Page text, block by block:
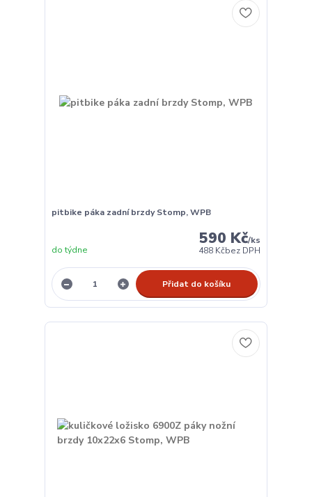
pitbike páka zadní brzdy Stomp, WPB
590 Kč/ks
488 Kčbez DPH
do týdne
Přidat do košíku